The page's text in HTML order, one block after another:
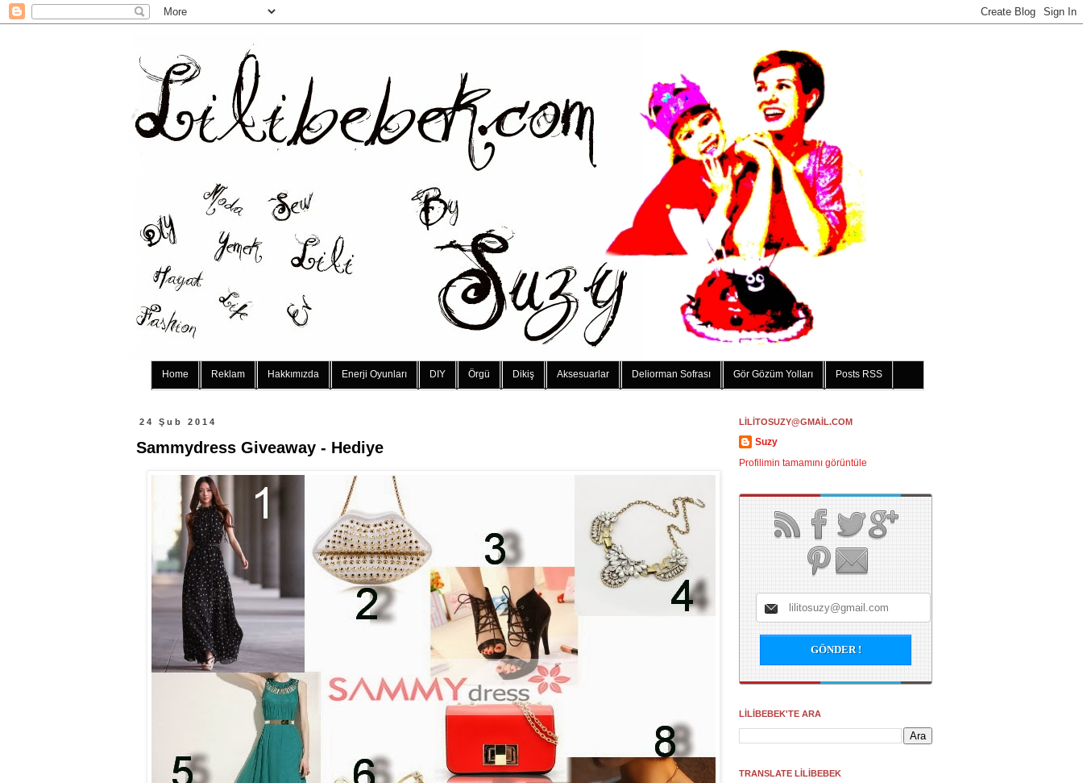
Home Reklam Hakkımızda Enerji Oyunları DIY Örgü Dikiş Aksesuarlar Deliorman Sofrası Gör Gözüm Yolları Posts RSS
24 Şub 2014
Sammydress Giveaway - Hediye
LİLİTOSUZY@GMAİL.COM
Suzy
Profilimin tamamını görüntüle
LİLİBEBEK'TE ARA
TRANSLATE LİLİBEBEK